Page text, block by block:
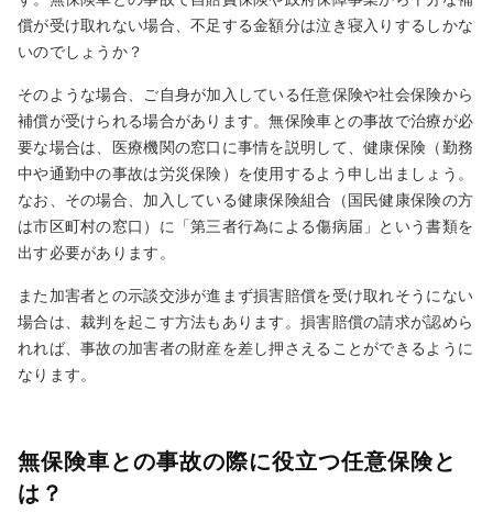
償が受け取れない場合、不足する金額分は泣き寝入りするしかな
いのでしょうか？
そのような場合、ご自身が加入している任意保険や社会保険から
補償が受けられる場合があります。無保険車との事故で治療が必
要な場合は、医療機関の窓口に事情を説明して、健康保険（勤務
中や通勤中の事故は労災保険）を使用するよう申し出ましょう。
なお、その場合、加入している健康保険組合（国民健康保険の方
は市区町村の窓口）に「第三者行為による傷病届」という書類を
出す必要があります。
また加害者との示談交渉が進まず損害賠償を受け取れそうにない
場合は、裁判を起こす方法もあります。損害賠償の請求が認めら
れれば、事故の加害者の財産を差し押さえることができるように
なります。
無保険車との事故の際に役立つ任意保険と
は？